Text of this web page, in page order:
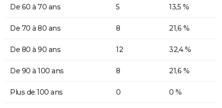
De 60 à 70 ans 5 13,5 %
De 70 à 80 ans 8 21,6 %
De 80 à 90 ans 12 32,4 %
De 90 à 100 ans 8 21,6 %
Plus de 100 ans 0 0 %